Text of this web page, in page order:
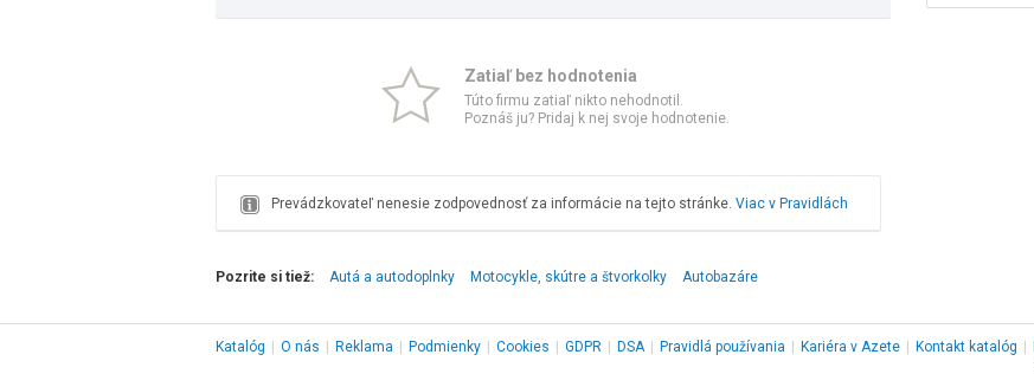
Zatiaľ bez hodnotenia
Túto firmu zatiaľ nikto nehodnotil.
Poznáš ju? Pridaj k nej svoje hodnotenie.
Prevádzkovateľ nenesie zodpovednosť za informácie na tejto stránke. Viac v Pravidlách
Pozrite si tiež: Autá a autodoplnky Motocykle, skútre a štvorkolky Autobazáre
Katalóg O nás Reklama Podmienky Cookies GDPR DSA Pravidlá používania Kariéra v Azete Kontakt katalóg